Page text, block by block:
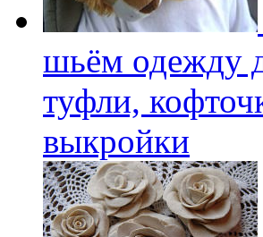
шьём одежду
туфли,
выкройки